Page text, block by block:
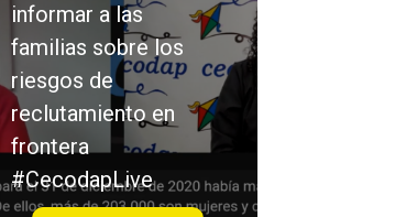
el victimario no son
los únicos
protagonistas en el
acoso escolar
#CecodapLive